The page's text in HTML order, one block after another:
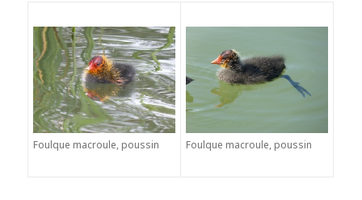
Foulque macroule, poussin Foulque macroule, poussin